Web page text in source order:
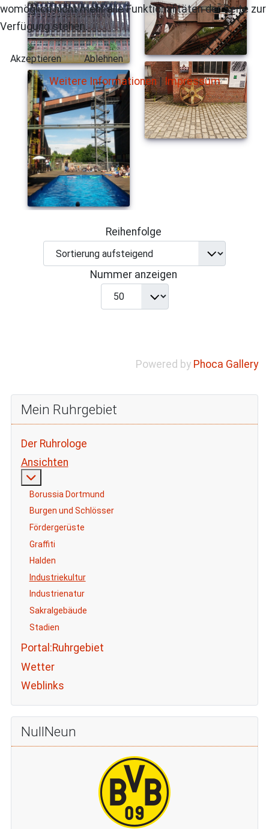
Reihenfolge
Nummer anzeigen
Powered by Phoca Gallery
Mein Ruhrgebiet
Der Ruhrologe
Ansichten
Weitere Informationen: Ansichten
Borussia Dortmund
Burgen und Schlösser
Fördergerüste
Graffiti
Halden
Industriekultur
Industrienatur
Sakralgebäude
Stadien
Portal:Ruhrgebiet
Wetter
Weblinks
NullNeun
womöglich nicht mehr alle Funktionalitäten der Seite zur
Verfügung stehen.
Akzeptieren Ablehnen
Weitere Informationen|Impressum